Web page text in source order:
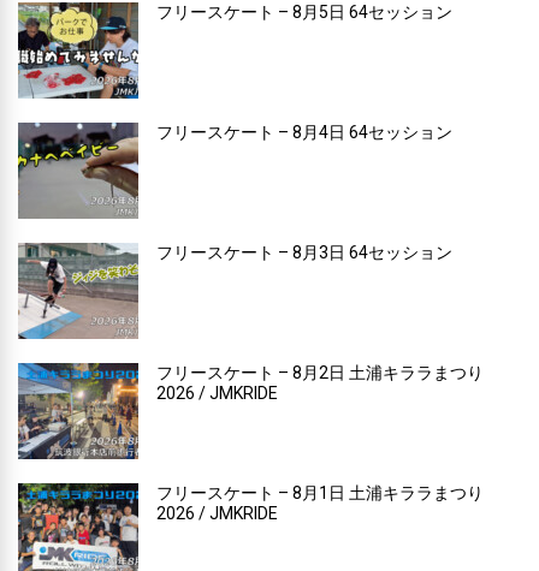
フリースケート – 8月5日 64セッション
フリースケート – 8月4日 64セッション
フリースケート – 8月3日 64セッション
フリースケート – 8月2日 土浦キララまつり
2026 / JMKRIDE
フリースケート – 8月1日 土浦キララまつり
2026 / JMKRIDE